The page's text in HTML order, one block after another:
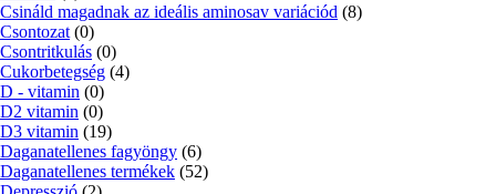
Csináld magadnak az ideális aminosav variációd (8)
Csontozat (0)
Csontritkulás (0)
Cukorbetegség (4)
D - vitamin (0)
D2 vitamin (0)
D3 vitamin (19)
Daganatellenes fagyöngy (6)
Daganatellenes termékek (52)